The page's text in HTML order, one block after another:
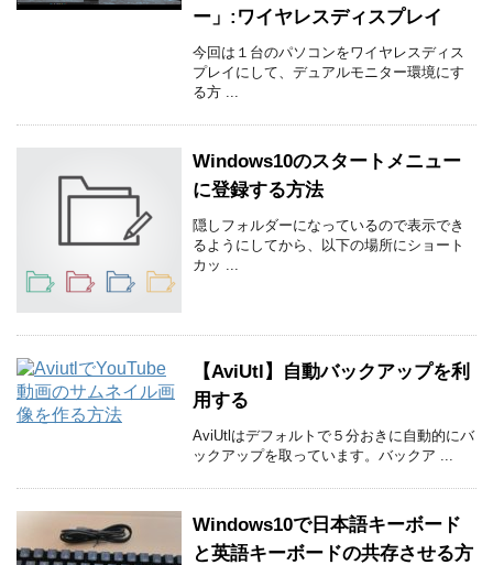
ー」:ワイヤレスディスプレイ
今回は１台のパソコンをワイヤレスディス
プレイにして、デュアルモニター環境にす
る方 ...
Windows10のスタートメニュー
に登録する方法
隠しフォルダーになっているので表示でき
るようにしてから、以下の場所にショート
カッ ...
【AviUtl】自動バックアップを利
用する
AviUtlはデフォルトで５分おきに自動的にバ
ックアップを取っています。バックア ...
Windows10で日本語キーボード
と英語キーボードの共存させる方